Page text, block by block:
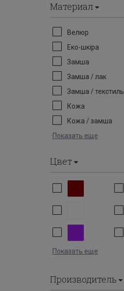
Материал
Велюр
Еко-шкіра
Замша
Замша / лак
Замша / текстиль
Кожа
Кожа / замша
Показать еще
Цвет
Показать еще
Производитель